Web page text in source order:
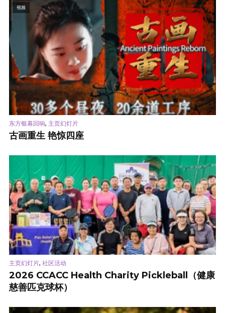
视频
东方银幕回响, 主页幻灯片
古画重生 艳惊四座
主页幻灯片, 社区活动
2026 CCACC Health Charity Pickleball（健康
慈善匹克球杯）